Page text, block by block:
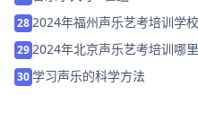
282024年福州声乐艺考培训学
292024年北京声乐艺考培训哪
30学习声乐的科学方法